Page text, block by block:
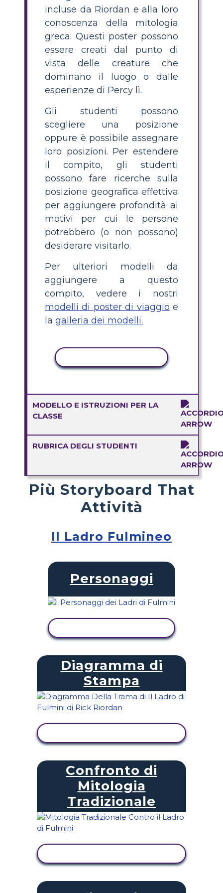
incluse da Riordan e alla loro
conoscenza della mitologia
greca. Questi poster possono
essere creati dal punto di
vista delle creature che
dominano il luogo o dalle
esperienze di Percy lì.
Gli studenti possono
scegliere una posizione
oppure è possibile assegnare
loro posizioni. Per estendere
il compito, gli studenti
possono fare ricerche sulla
posizione geografica effettiva
per aggiungere profondità ai
motivi per cui le persone
potrebbero (o non possono)
desiderare visitarlo.
Per ulteriori modelli da
aggiungere a questo
compito, vedere i nostri
modelli di poster di viaggio e
la galleria dei modelli.
MODELLO E ISTRUZIONI PER LA
CLASSE
RUBRICA DEGLI STUDENTI
Più Storyboard That
Attività
Il Ladro Fulmineo
Personaggi
Diagramma di
Stampa
Confronto di
Mitologia
Tradizionale